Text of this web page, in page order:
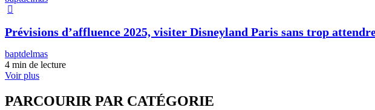
Prévisions d’affluence 2025, visiter Disneyland Paris sans trop
baptdelmas
4 min de lecture
Voir plus
PARCOURIR PAR CATÉGORIE